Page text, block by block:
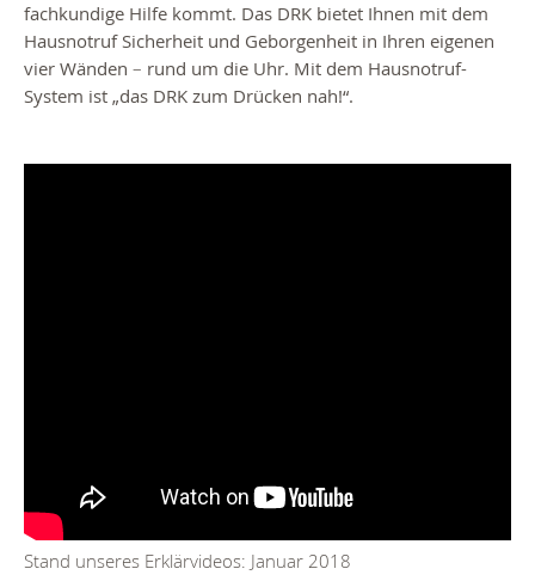
fachkundige Hilfe kommt. Das DRK bietet Ihnen mit dem
Hausnotruf Sicherheit und Geborgenheit in Ihren eigenen
vier Wänden – rund um die Uhr. Mit dem Hausnotruf-
System ist „das DRK zum Drücken nah!“.
Stand unseres Erklärvideos: Januar 2018